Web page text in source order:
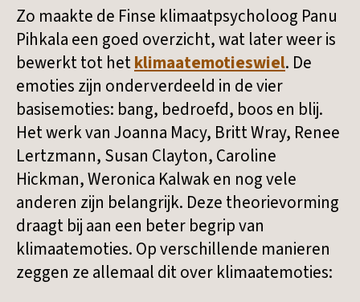
Zo maakte de Finse klimaatpsycholoog Panu
Pihkala een goed overzicht, wat later weer is
bewerkt tot hetklimaatemotieswiel. De
emoties zijn onderverdeeld in de vier
basisemoties: bang, bedroefd, boos en blij.
Het werk van Joanna Macy, Britt Wray, Renee
Lertzmann, Susan Clayton, Caroline
Hickman, Weronica Kalwak en nog vele
anderen zijn belangrijk. Deze theorievorming
draagt bij aan een beter begrip van
klimaatemoties. Op verschillende manieren
zeggen ze allemaal dit over klimaatemoties: